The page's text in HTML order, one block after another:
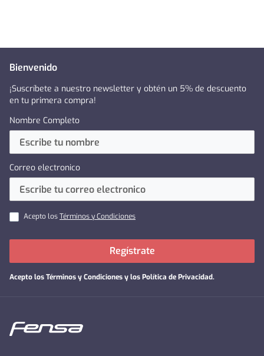
Bienvenido
¡Suscríbete a nuestro newsletter y obtén un 5% de descuento
en tu primera compra!
Nombre Completo
Correo electronico
Acepto losTérminos y Condiciones
Acepto losTérminos y Condiciones y los Política de Privacidad.
Regístrate